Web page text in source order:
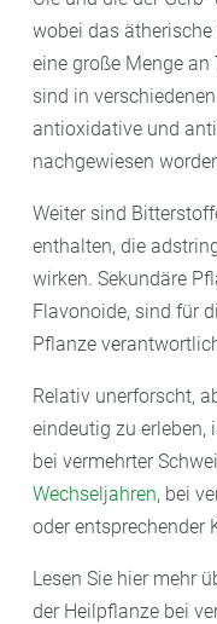
wobei das
eine große Menge
sind in
antioxidative und
nachgewiesen
Weiter sind
enthalten, die
wirken. Sekundäre
Flavonoide, sind für
Pflanze
Relativ unerforscht,
eindeutig zu erleben,
bei vermehrter
Wechseljahren, bei
oder entsprechender
Lesen Sie hier mehr
der Heilpflanze bei